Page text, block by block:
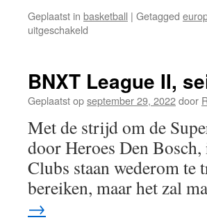
Geplaatst in basketball | Getagged
uitgeschakeld
avondje…
BNXT League II,
Geplaatst opseptember 29, 2022door
Met de strijd om de
door Heroes Den
Clubs staan wederom te
bereiken, maar het zal
→